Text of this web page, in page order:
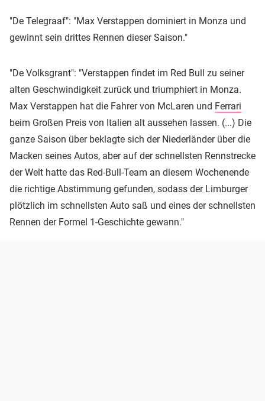
"De Telegraaf": "Max Verstappen dominiert in Monza und
gewinnt sein drittes Rennen dieser Saison."
"De Volksgrant": "Verstappen findet im Red Bull zu seiner
alten Geschwindigkeit zurück und triumphiert in Monza.
Max Verstappen hat die Fahrer von McLaren und Ferrari
beim Großen Preis von Italien alt aussehen lassen. (...) Die
ganze Saison über beklagte sich der Niederländer über die
Macken seines Autos, aber auf der schnellsten Rennstrecke
der Welt hatte das Red-Bull-Team an diesem Wochenende
die richtige Abstimmung gefunden, sodass der Limburger
plötzlich im schnellsten Auto saß und eines der schnellsten
Rennen der Formel 1-Geschichte gewann."